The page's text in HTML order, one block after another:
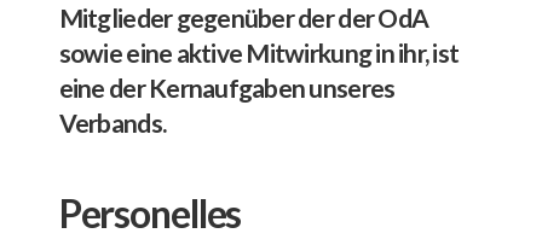
Mitglieder gegenüber der der OdA
sowie eine aktive Mitwirkung in ihr, ist
eine der Kernaufgaben unseres
Verbands.
Personelles